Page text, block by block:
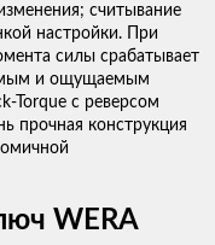
считывание
настройки. При
силы срабатывает
и ощущаемым
Torque с реверсом
прочная конструкция
WERA